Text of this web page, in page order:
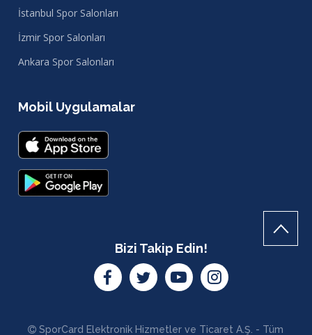
İstanbul Spor Salonları
İzmir Spor Salonları
Ankara Spor Salonları
Mobil Uygulamalar
Bizi Takip Edin!
SporCard Elektronik Hizmetler ve Ticaret A.Ş. - Tüm